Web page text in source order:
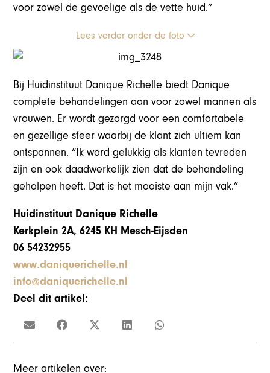
voor zowel de gevoelige als de vette huid.”
Lees verder onder de foto
Bij Huidinstituut Danique Richelle biedt Danique
complete behandelingen aan voor zowel mannen als
vrouwen. Er wordt gezorgd voor een comfortabele
en gezellige sfeer waarbij de klant zich ultiem kan
ontspannen. “Ik word gelukkig als klanten tevreden
zijn en ook daadwerkelijk zien dat de behandeling
geholpen heeft. Dat is het mooiste aan mijn vak.”
Huidinstituut Danique Richelle
Kerkplein 2A, 6245 KH Mesch-Eijsden
06 54232955
www.daniquerichelle.nl
info@daniquerichelle.nl
Deel dit artikel:
Meer artikelen over: